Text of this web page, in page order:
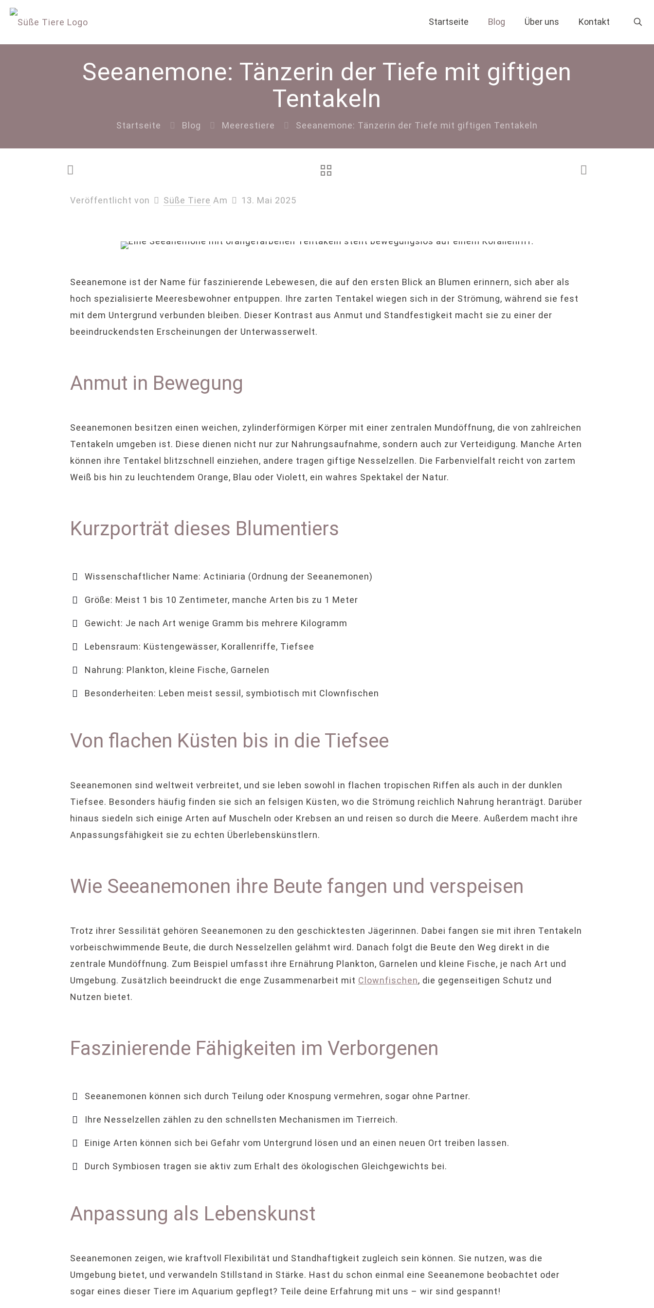
Startseite Blog Über uns Kontakt
Seeanemone: Tänzerin der Tiefe mit giftigen
Tentakeln
Startseite Blog Meerestiere Seeanemone: Tänzerin der Tiefe mit giftigen Tentakeln
Veröffentlicht von Süße Tiere Am 13. Mai 2025
Seeanemone ist der Name für faszinierende Lebewesen, die auf den ersten Blick an Blumen erinnern, sich aber als
hoch spezialisierte Meeresbewohner entpuppen. Ihre zarten Tentakel wiegen sich in der Strömung, während sie fest
mit dem Untergrund verbunden bleiben. Dieser Kontrast aus Anmut und Standfestigkeit macht sie zu einer der
beeindruckendsten Erscheinungen der Unterwasserwelt.
Anmut in Bewegung
Seeanemonen besitzen einen weichen, zylinderförmigen Körper mit einer zentralen Mundöffnung, die von zahlreichen
Tentakeln umgeben ist. Diese dienen nicht nur zur Nahrungsaufnahme, sondern auch zur Verteidigung. Manche Arten
können ihre Tentakel blitzschnell einziehen, andere tragen giftige Nesselzellen. Die Farbenvielfalt reicht von zartem
Weiß bis hin zu leuchtendem Orange, Blau oder Violett, ein wahres Spektakel der Natur.
Kurzporträt dieses Blumentiers
Wissenschaftlicher Name: Actiniaria (Ordnung der Seeanemonen)
Größe: Meist 1 bis 10 Zentimeter, manche Arten bis zu 1 Meter
Gewicht: Je nach Art wenige Gramm bis mehrere Kilogramm
Lebensraum: Küstengewässer, Korallenriffe, Tiefsee
Nahrung: Plankton, kleine Fische, Garnelen
Besonderheiten: Leben meist sessil, symbiotisch mit Clownfischen
Von flachen Küsten bis in die Tiefsee
Seeanemonen sind weltweit verbreitet, und sie leben sowohl in flachen tropischen Riffen als auch in der dunklen
Tiefsee. Besonders häufig finden sie sich an felsigen Küsten, wo die Strömung reichlich Nahrung heranträgt. Darüber
hinaus siedeln sich einige Arten auf Muscheln oder Krebsen an und reisen so durch die Meere. Außerdem macht ihre
Anpassungsfähigkeit sie zu echten Überlebenskünstlern.
Wie Seeanemonen ihre Beute fangen und verspeisen
Trotz ihrer Sessilität gehören Seeanemonen zu den geschicktesten Jägerinnen. Dabei fangen sie mit ihren Tentakeln
vorbeischwimmende Beute, die durch Nesselzellen gelähmt wird. Danach folgt die Beute den Weg direkt in die
zentrale Mundöffnung. Zum Beispiel umfasst ihre Ernährung Plankton, Garnelen und kleine Fische, je nach Art und
Umgebung. Zusätzlich beeindruckt die enge Zusammenarbeit mit Clownfischen, die gegenseitigen Schutz und
Nutzen bietet.
Faszinierende Fähigkeiten im Verborgenen
Seeanemonen können sich durch Teilung oder Knospung vermehren, sogar ohne Partner.
Ihre Nesselzellen zählen zu den schnellsten Mechanismen im Tierreich.
Einige Arten können sich bei Gefahr vom Untergrund lösen und an einen neuen Ort treiben lassen.
Durch Symbiosen tragen sie aktiv zum Erhalt des ökologischen Gleichgewichts bei.
Anpassung als Lebenskunst
Seeanemonen zeigen, wie kraftvoll Flexibilität und Standhaftigkeit zugleich sein können. Sie nutzen, was die
Umgebung bietet, und verwandeln Stillstand in Stärke. Hast du schon einmal eine Seeanemone beobachtet oder
sogar eines dieser Tiere im Aquarium gepflegt? Teile deine Erfahrung mit uns – wir sind gespannt!